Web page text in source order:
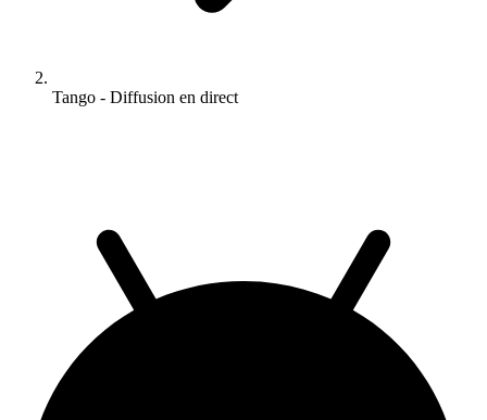
Tango - Diffusion en direct